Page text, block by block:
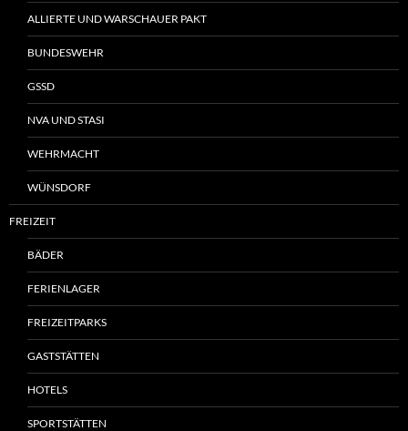
ALLIERTE UND WARSCHAUER PAKT
BUNDESWEHR
GSSD
NVA UND STASI
WEHRMACHT
WÜNSDORF
FREIZEIT
BÄDER
FERIENLAGER
FREIZEITPARKS
GASTSTÄTTEN
HOTELS
SPORTSTÄTTEN